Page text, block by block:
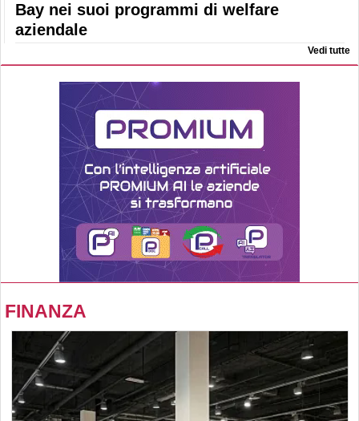
Bay nei suoi programmi di welfare
aziendale
Vedi tutte
FINANZA